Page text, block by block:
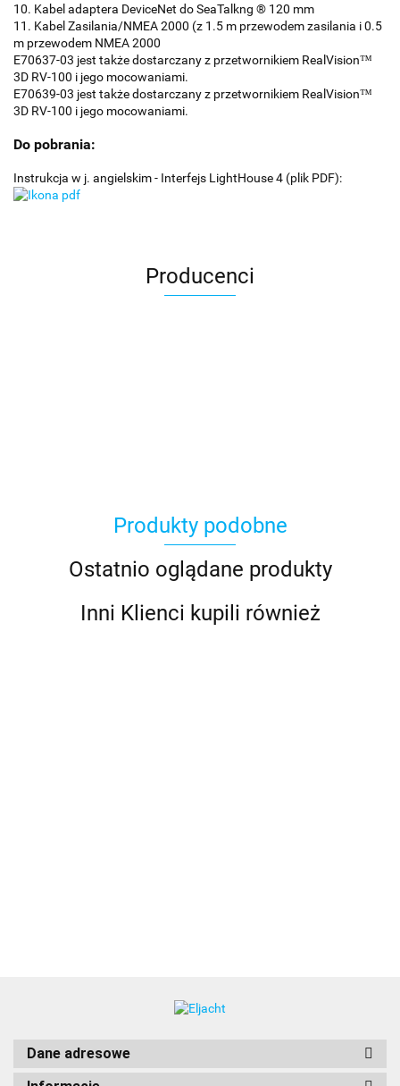
10. Kabel adaptera DeviceNet do SeaTalkng ® 120 mm
11. Kabel Zasilania/NMEA 2000 (z 1.5 m przewodem zasilania i 0.5
m przewodem NMEA 2000
E70637-03 jest także dostarczany z przetwornikiem RealVision™
3D RV-100 i jego mocowaniami.
E70639-03 jest także dostarczany z przetwornikiem RealVision™
3D RV-100 i jego mocowaniami.
Do pobrania:
Instrukcja w j. angielskim - Interfejs LightHouse 4 (plik PDF):
Producenci
Produkty podobne
Ostatnio oglądane produkty
Inni Klienci kupili również
Dane adresowe